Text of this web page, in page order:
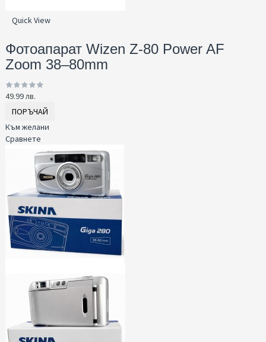
Quick View
Фотоапарат Wizen Z-80 Power AF
Zoom 38–80mm
49.99 лв.
ПОРЪЧАЙ
Към желани
Сравнете